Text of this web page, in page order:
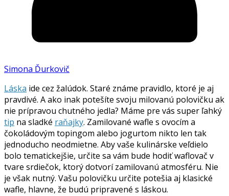
Simona Ďurkovič
Láska ide cez žalúdok. Staré známe pravidlo, ktoré je aj
pravdivé. A ako inak potešíte svoju milovanú polovičku ak
nie prípravou chutného jedla? Máme pre vás super ľahký
tip na sladké raňajky. Zamilované wafle s ovocím a
čokoládovým topingom alebo jogurtom nikto len tak
jednoducho neodmietne. Aby vaše kulinárske veľdielo
bolo tematickejšie, určite sa vám bude hodiť waflovač v
tvare srdiečok, ktorý dotvorí zamilovanú atmosféru. Nie
je však nutný. Vašu polovičku určite potešia aj klasické
wafle, hlavne, že budú pripravené s láskou.